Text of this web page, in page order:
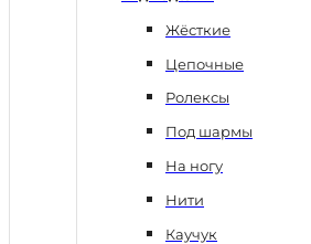
Жёсткие
Цепочные
Ролексы
Под шармы
На ногу
Нити
Каучук